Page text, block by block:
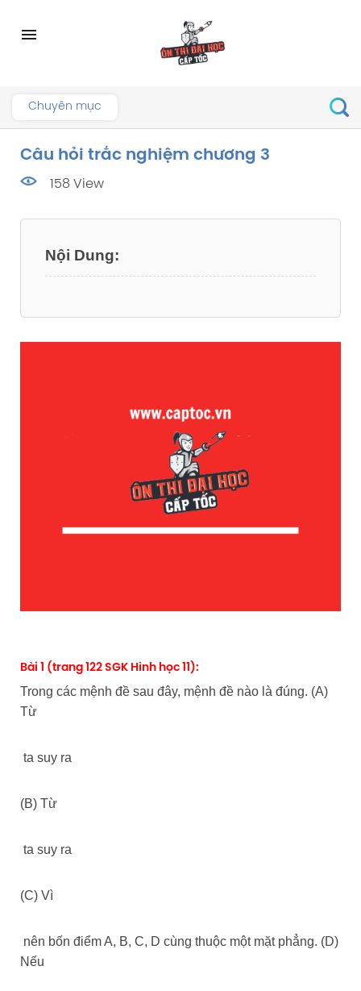
menu
Chuyên mục
Câu hỏi trắc nghiệm chương 3
158 View
Bài 1 (trang 122 SGK Hình học 11):
Trong các mệnh đề sau đây, mệnh đề nào là đúng. (A)
Từ
ta suy ra
(B) Từ
ta suy ra
(C) Vì
nên bốn điểm A, B, C, D cùng thuộc một mặt phẳng. (D)
Nếu